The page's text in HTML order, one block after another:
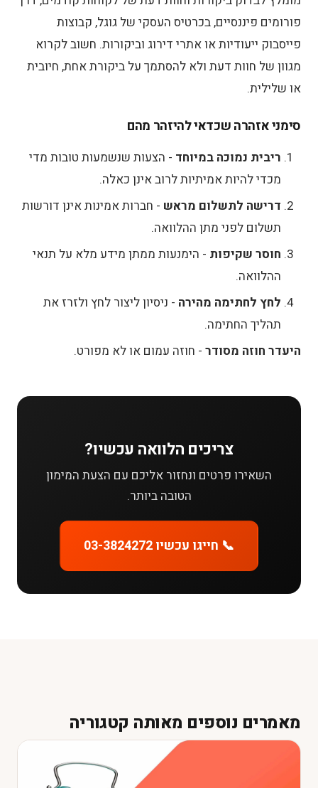
פורומים פיננסיים, בכרטיס העסקי של גוגל, קבוצות
פייסבוק ייעודיות או אתרי דירוג וביקורות. חשוב לקרוא
מגוון של חוות דעת ולא להסתמך על ביקורת אחת, חיובית
או שלילית.
סימני אזהרה שכדאי להיזהר מהם
ריבית נמוכה במיוחד - הצעות שנשמעות טובות מדי
מכדי להיות אמיתיות לרוב אינן כאלה.
דרישה לתשלום מראש - חברות אמינות אינן דורשות
תשלום לפני מתן ההלוואה.
חוסר שקיפות - הימנעות ממתן מידע מלא על תנאי
ההלוואה.
לחץ לחתימה מהירה - ניסיון ליצור לחץ ולזרז את
תהליך החתימה.
היעדר חוזה מסודר - חוזה עמום או לא מפורט.
צריכים הלוואה עכשיו?
השאירו פרטים ונחזור אליכם עם הצעת המימון
הטובה ביותר.
📞 חייגו עכשיו 03-3824272
מאמרים נוספים מאותה קטגוריה